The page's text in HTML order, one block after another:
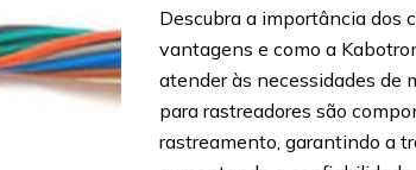
Descubra a importância dos
vantagens e como a
atender às necessidades de
para rastreadores são
rastreamento, garantindo a